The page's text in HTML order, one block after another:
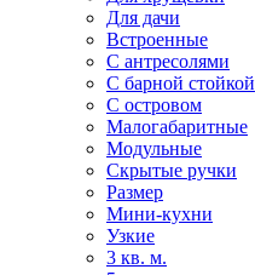
Для дачи
Встроенные
С антресолями
С барной стойкой
С островом
Малогабаритные
Модульные
Скрытые ручки
Размер
Мини-кухни
Узкие
3 кв. м.